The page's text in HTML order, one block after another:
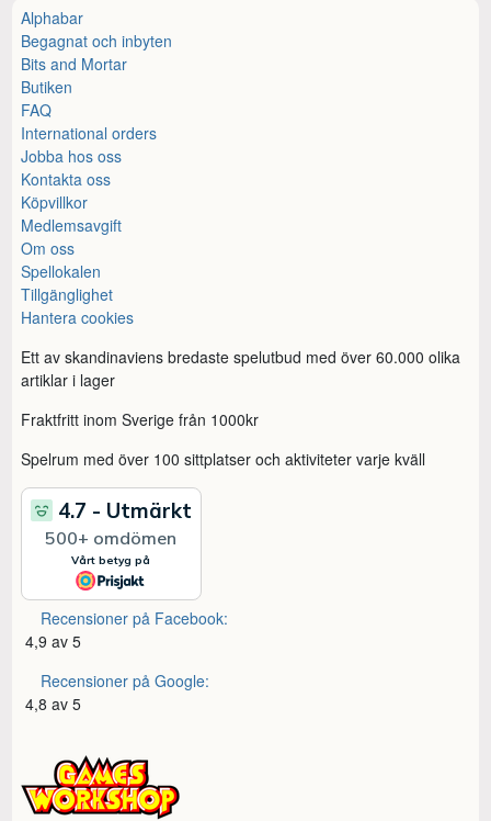
Alphabar
Begagnat och inbyten
Bits and Mortar
Butiken
FAQ
International orders
Jobba hos oss
Kontakta oss
Köpvillkor
Medlemsavgift
Om oss
Spellokalen
Tillgänglighet
Hantera cookies
Ett av skandinaviens bredaste spelutbud med över 60.000 olika
artiklar i lager
Fraktfritt inom Sverige från 1000kr
Spelrum med över 100 sittplatser och aktiviteter varje kväll
Recensioner på Facebook:
4,9 av 5
Recensioner på Google:
4,8 av 5